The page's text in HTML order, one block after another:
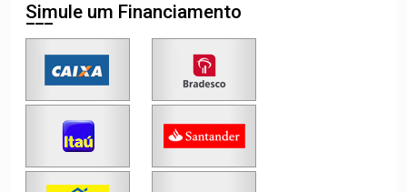
Simule um Financiamento